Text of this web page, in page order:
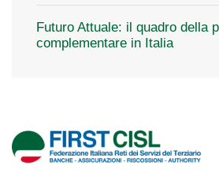
Futuro Attuale: il quadro della
complementare in Italia